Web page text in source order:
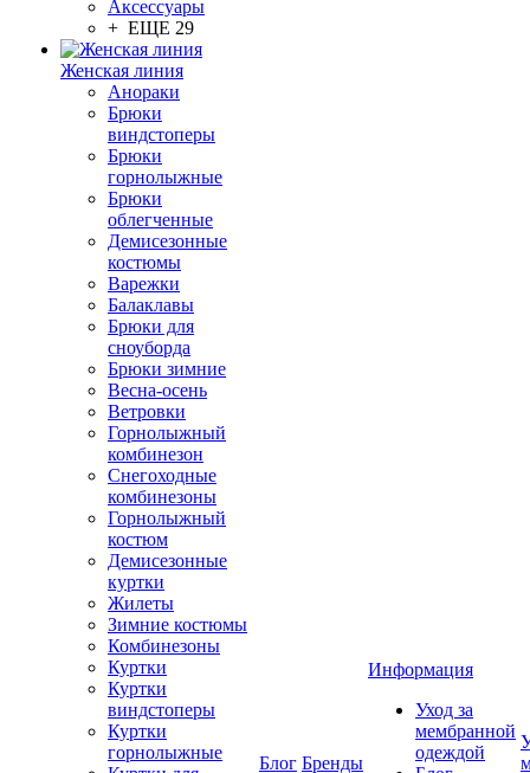
Аксессуары
+ ЕЩЕ 29
Женская линия
Анораки
Брюки
виндстоперы
Брюки
горнолыжные
Брюки
облегченные
Демисезонные
костюмы
Варежки
Балаклавы
Брюки для
сноуборда
Брюки зимние
Весна-осень
Ветровки
Горнолыжный
комбинезон
Снегоходные
комбинезоны
Горнолыжный
костюм
Демисезонные
куртки
Жилеты
Зимние костюмы
Комбинезоны
Куртки
Куртки
виндстоперы
Куртки
горнолыжные
Блог Бренды
Информация
Уход за
мембранной
одеждой